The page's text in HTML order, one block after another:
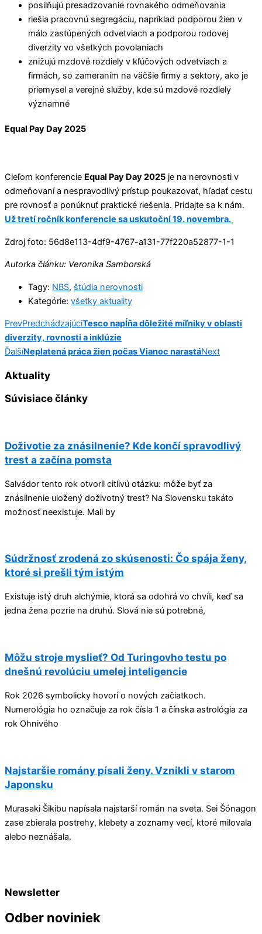
posilňujú presadzovanie rovnakého odmeňovania
riešia pracovnú segregáciu, napríklad podporou žien v
málo zastúpených odvetviach a podporou rodovej
diverzity vo všetkých povolaniach
znižujú mzdové rozdiely v kľúčových odvetviach a
firmách, so zameraním na väčšie firmy a sektory, ako je
priemysel a verejné služby, kde sú mzdové rozdiely
významné
Equal Pay Day 2025
Cieľom konferencie Equal Pay Day 2025 je na nerovnosti v
odmeňovaní a nespravodlivý prístup poukazovať, hľadať cestu
pre rovnosť a ponúknuť praktické riešenia. Pridajte sa k nám.
Už tretí ročník konferencie sa uskutoční 19. novembra.
Zdroj foto: 56d8e113-4df9-4767-a131-77f220a52877-1-1
Autorka článku: Veronika Samborská
Tagy: NBS, štúdia nerovnosti
Kategórie: všetky aktuality
PrevPredchádzajúciTesco napĺňa dôležité míľniky v oblasti
diverzity, rovnosti a inklúzie
ĎalšíNeplatená práca žien počas Vianoc narastáNext
Aktuality
Súvisiace články
Doživotie za znásilnenie? Kde končí spravodlivý
trest a začína pomsta
Salvádor tento rok otvoril citlivú otázku: môže byť za
znásilnenie uložený doživotný trest? Na Slovensku takáto
možnosť neexistuje. Mali by
Súdržnosť zrodená zo skúsenosti: Čo spája ženy,
ktoré si prešli tým istým
Existuje istý druh alchýmie, ktorá sa odohrá vo chvíli, keď sa
jedna žena pozrie na druhú. Slová nie sú potrebné,
Môžu stroje myslieť? Od Turingovho testu po
dnešnú revolúciu umelej inteligencie
Rok 2026 symbolicky hovorí o nových začiatkoch.
Numerológia ho označuje za rok čísla 1 a čínska astrológia za
rok Ohnivého
Najstaršie romány písali ženy. Vznikli v starom
Japonsku
Murasaki Šikibu napísala najstarší román na sveta. Sei Šónagon
zase zbierala postrehy, klebety a zoznamy vecí, ktoré milovala
alebo neznášala.
Newsletter
Odber noviniek